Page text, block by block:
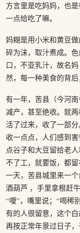
方言里是吃妈妈，也
一点给吃了嘛。
妈糊是用小米和黄豆
碎为沫，取汁煮成。
口，不亚乳汁，故名
然，每一种美食的背后
有一年，苦县（今河
减产，甚至绝收。就
活了过来，收了一部
收一点点，人们感到
点谷子和大豆留给老
不了工，就要饭，都留
一天，苦县城里来一
酒葫芦 ，手里拿根赶
“嗄”，嘴里说；“喝稀
有的人很留意，这个
再按正常年景过日子